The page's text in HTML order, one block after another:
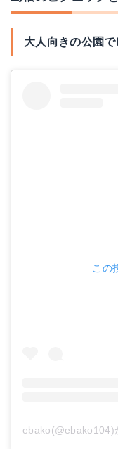
大人向きの公園
この
ebako(@ebako104)